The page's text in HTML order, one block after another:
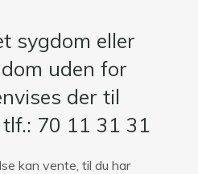
sygdom eller
uden for
der til
70 11 31 31
kan vente, til du har